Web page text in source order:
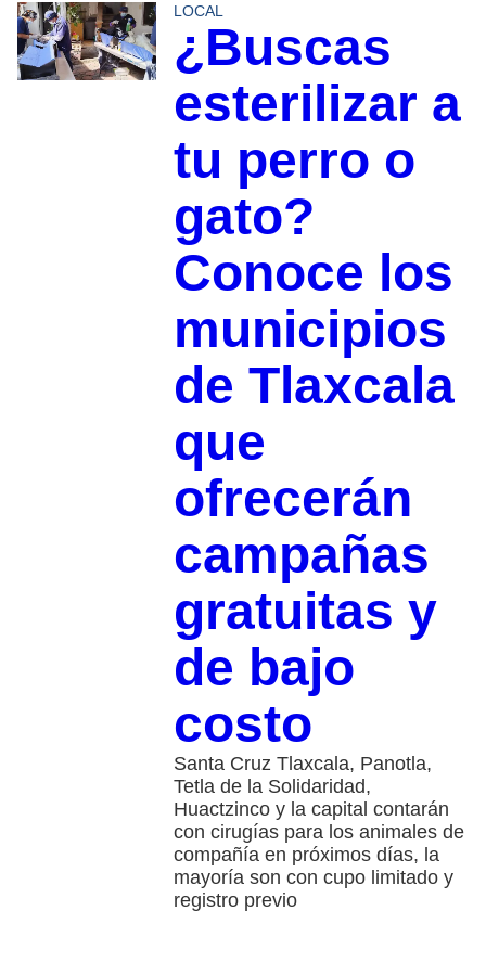
LOCAL
¿Buscas
esterilizar a
tu perro o
gato?
Conoce los
municipios
de Tlaxcala
que
ofrecerán
campañas
gratuitas y
de bajo
costo
Santa Cruz Tlaxcala, Panotla,
Tetla de la Solidaridad,
Huactzinco y la capital contarán
con cirugías para los animales de
compañía en próximos días, la
mayoría son con cupo limitado y
registro previo